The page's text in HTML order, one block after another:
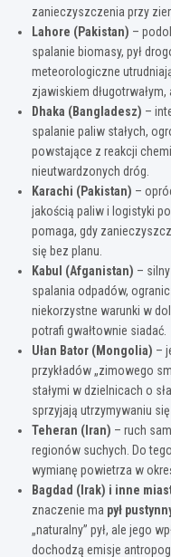
zanieczyszczenia przy
Lahore (Pakistan) –
spalanie biomasy, pył
meteorologiczne
zjawiskiem
Dhaka (Bangladesz) –
spalanie paliw stałych,
powstające z reakcji
nieutwardzonych dróg.
Karachi (Pakistan) –
jakością paliw i logistyki
pomaga, gdy
się bez planu.
Kabul (Afganistan) –
spalania odpadów,
niekorzystne warunki w
potrafi gwałtownie siadać.
Ułan Bator (Mongolia) –
przykładów „zimowego
stałymi w dzielnicach o
sprzyjają utrzymywaniu
Teheran (Iran) – ruch
regionów suchych. Do
wymianę powietrza w
Bagdad (Irak) i inne
znaczenie ma pył
„naturalny” pył, ale jego
dochodzą emisje